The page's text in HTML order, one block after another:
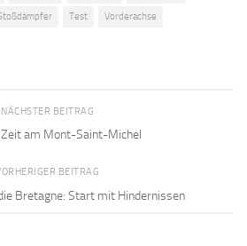
Test Vorderachse
NÄCHSTER BEITRAG
am Mont-Saint-Michel
BEITRAG
Bretagne: Start mit Hindernissen